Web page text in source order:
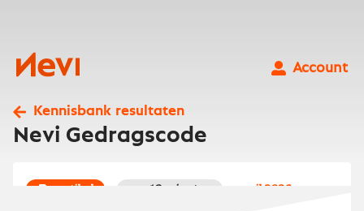
Nevi
Account
Kennisbank resultaten
Nevi Gedragscode
artikel 10 minuten april 2026